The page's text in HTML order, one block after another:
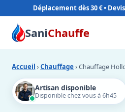
Déplacement dès 30 €
SaniChauffe
Accueil ›Chauffage › Chauffage
Artisan disponible
Disponible chez vous à 6h45